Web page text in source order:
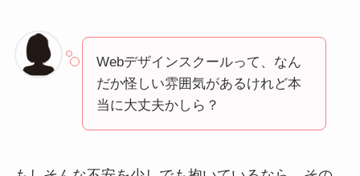
Webデザインスクールって、なん
だか怪しい雰囲気があるけれど本
当に大丈夫かしら？